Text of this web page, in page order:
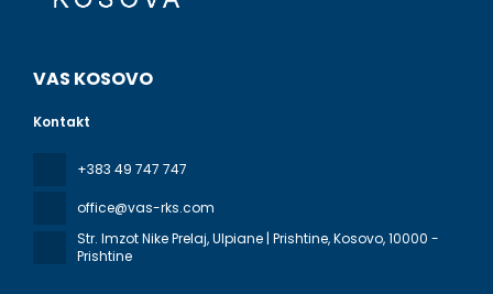
VAS KOSOVO
Kontakt
+383 49 747 747
office@vas-rks.com
Str. Imzot Nike Prelaj, Ulpiane | Prishtine, Kosovo, 10000 -
Prishtine